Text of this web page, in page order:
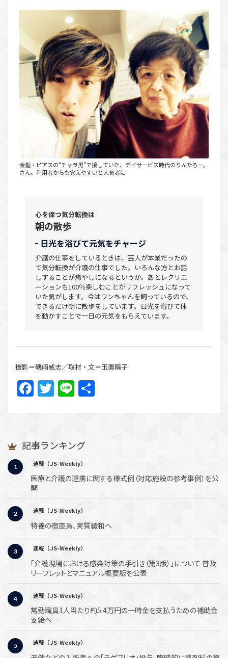
金髪・ピアスの“チャラ男”で接していた、デイサービス時代のりんたろー。
さん。利用者からも覚えやすいと人気者に
心を保つ気分転換は
朝の散歩
日光を浴びて元気をチャージ
介護の仕事をしているときは、芸人が本業だったの
で気分転換が介護の仕事でした。いろんな方とお話
しすることが癒やしになるというか。あとレクリエ
ーションも100％楽しむことがリフレッシュになって
いた気がします。今はワンちゃんを飼っているので、
できるだけ朝に散歩をしています。日光を浴びて体
を動かすことで一日の元気をもらえています。
撮影＝磯﨑威志／取材・文＝玉置晴子
Facebook
Twitter
Line
記事ランキング
速報（JS-Weekly）
医療と介護の連携に関する様式例（対応施設の参考事例）を公
開
速報（JS-Weekly）
特養の宿直員、実質緩和へ
速報（JS-Weekly）
「介護現場における感染対策の手引き（第3版）」について 普及
リーフレットとマニュアル概要版を公表
速報（JS-Weekly）
常勤職員1人当たり約5.4万円の一時金を支払うための補助金
支給へ
速報（JS-Weekly）